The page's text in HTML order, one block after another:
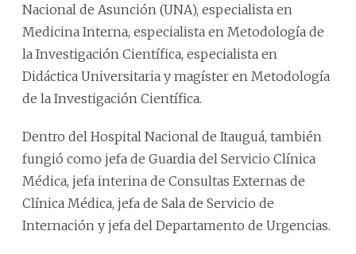
Nacional de Asunción (UNA), especialista en
Medicina Interna, especialista en Metodología de
la Investigación Científica, especialista en
Didáctica Universitaria y magíster en Metodología
de la Investigación Científica.
Dentro del Hospital Nacional de Itauguá, también
fungió como jefa de Guardia del Servicio Clínica
Médica, jefa interina de Consultas Externas de
Clínica Médica, jefa de Sala de Servicio de
Internación y jefa del Departamento de Urgencias.